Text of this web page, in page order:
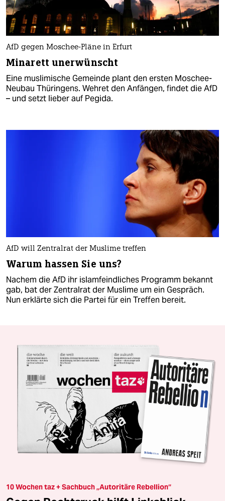
AfD gegen Moschee-Pläne in Erfurt
Minarett unerwünscht
Eine muslimische Gemeinde plant den ersten Moschee-
Neubau Thüringens. Wehret den Anfängen, findet die AfD
– und setzt lieber auf Pegida.
AfD will Zentralrat der Muslime treffen
Warum hassen Sie uns?
Nachem die AfD ihr islamfeindliches Programm bekannt
gab, bat der Zentralrat der Muslime um ein Gespräch.
Nun erklärte sich die Partei für ein Treffen bereit.
10 Wochen taz + Sachbuch „Autoritäre Rebellion“